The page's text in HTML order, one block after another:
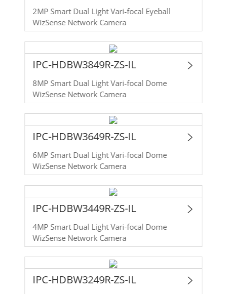
2MP Smart Dual Light Vari-focal Eyeball
WizSense Network Camera
IPC-HDBW3849R-ZS-IL
8MP Smart Dual Light Vari-focal Dome
WizSense Network Camera
IPC-HDBW3649R-ZS-IL
6MP Smart Dual Light Vari-focal Dome
WizSense Network Camera
IPC-HDBW3449R-ZS-IL
4MP Smart Dual Light Vari-focal Dome
WizSense Network Camera
IPC-HDBW3249R-ZS-IL